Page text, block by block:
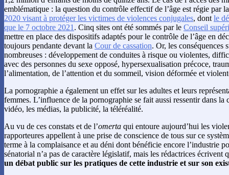
emblématique : la question du contrôle effectif de l’âge est régie par
2020 visant à protéger les victimes de violences conjugales, dont le
que le 7 octobre 2021 . Cinq sites ont été sommés par le Conseil
mettre en place des dispositifs adaptés pour le contrôle de l’âge en
toujours pendante devant la Cour de cassation. Or, les conséquences
nombreuses : développement de conduites à risque ou violentes,
avec des personnes du sexe opposé, hypersexualisation précoce,
l’alimentation, de l’attention et du sommeil, vision déformée et
La pornographie a également un effet sur les adultes et leurs
femmes. L’influence de la pornographie se fait aussi ressentir dans
vidéo, les médias, la publicité, la téléréalité.
Au vu de ces constats et de l’omerta qui entoure aujourd’hui les
rapporteures appellent à une prise de conscience de tous sur ce
terme à la complaisance et au déni dont bénéficie encore l’industrie
sénatorial n’a pas de caractère législatif, mais les rédactrices écrivent
un débat public sur les pratiques de cette industrie et sur son